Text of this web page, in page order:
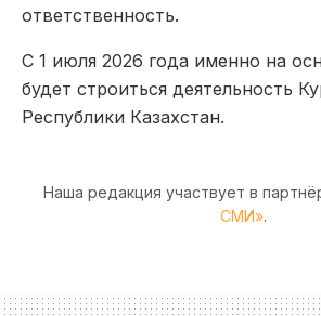
ответственность.
С 1 июля 2026 года именно на
будет строиться деятельность
Республики Казахстан.
Наша редакция участвует в
СМИ».